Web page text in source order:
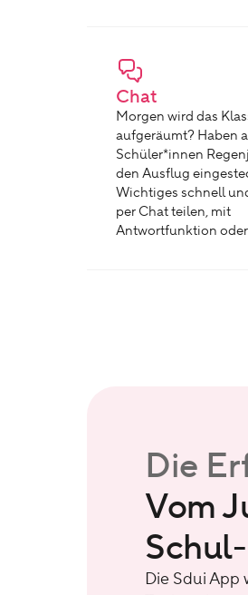
Chat
Morgen wird das
aufgeräumt? Haben
Schüler*innen
den Ausflug
Wichtiges schnell
per Chat teilen, mit
Antwortfunktion
Die
Vom
Die Sdui App